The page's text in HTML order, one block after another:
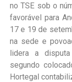
no TSE sob o
favorável para
17 e 19 de
na sede e
lidera a
segundo
Hortegal